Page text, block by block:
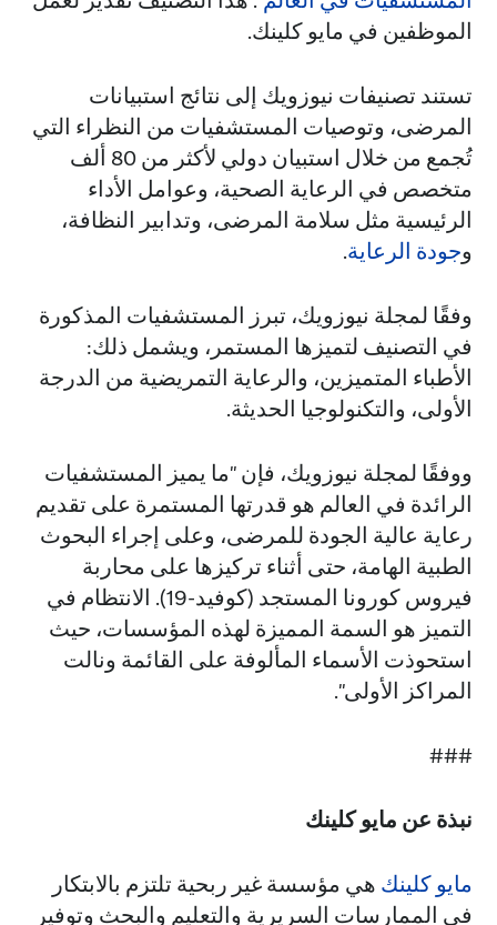
الموظفين في مايو كلينك.
تستند تصنيفات نيوزويك إلى نتائج استبيانات
المرضى، وتوصيات المستشفيات من النظراء التي
تُجمع من خلال استبيان دولي لأكثر من 80 ألف
متخصص في الرعاية الصحية، وعوامل الأداء
الرئيسية مثل سلامة المرضى، وتدابير النظافة،
وجودة الرعاية.
وفقًا لمجلة نيوزويك، تبرز المستشفيات المذكورة
في التصنيف لتميزها المستمر، ويشمل ذلك:
الأطباء المتميزين، والرعاية التمريضية من الدرجة
الأولى، والتكنولوجيا الحديثة.
ووفقًا لمجلة نيوزويك، فإن "ما يميز المستشفيات
الرائدة في العالم هو قدرتها المستمرة على تقديم
رعاية عالية الجودة للمرضى، وعلى إجراء البحوث
الطبية الهامة، حتى أثناء تركيزها على محاربة
فيروس كورونا المستجد (كوفيد-19). الانتظام في
التميز هو السمة المميزة لهذه المؤسسات، حيث
استحوذت الأسماء المألوفة على القائمة ونالت
المراكز الأولى".
###
نبذة عن مايو كلينك
مايو كلينك هي مؤسسة غير ربحية تلتزم بالابتكار
في الممارسات السريرية والتعليم والبحث وتوفير